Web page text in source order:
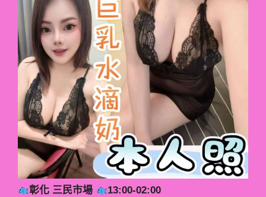
彰化 三民市場 13:00-02:00